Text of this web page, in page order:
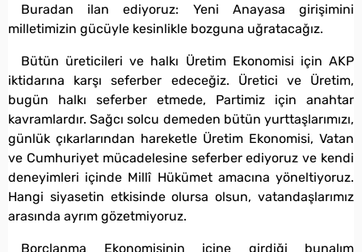
Buradan ilan ediyoruz: Yeni Anayasa girişimini
milletimizin gücüyle kesinlikle bozguna uğratacağız.
Bütün üreticileri ve halkı Üretim Ekonomisi için AKP
iktidarına karşı seferber edeceğiz. Üretici ve Üretim,
bugün halkı seferber etmede, Partimiz için anahtar
kavramlardır. Sağcı solcu demeden bütün yurttaşlarımızı,
günlük çıkarlarından hareketle Üretim Ekonomisi, Vatan
ve Cumhuriyet mücadelesine seferber ediyoruz ve kendi
deneyimleri içinde Millî Hükümet amacına yöneltiyoruz.
Hangi siyasetin etkisinde olursa olsun, vatandaşlarımız
arasında ayrım gözetmiyoruz.
Borçlanma Ekonomisinin içine girdiği bunalım